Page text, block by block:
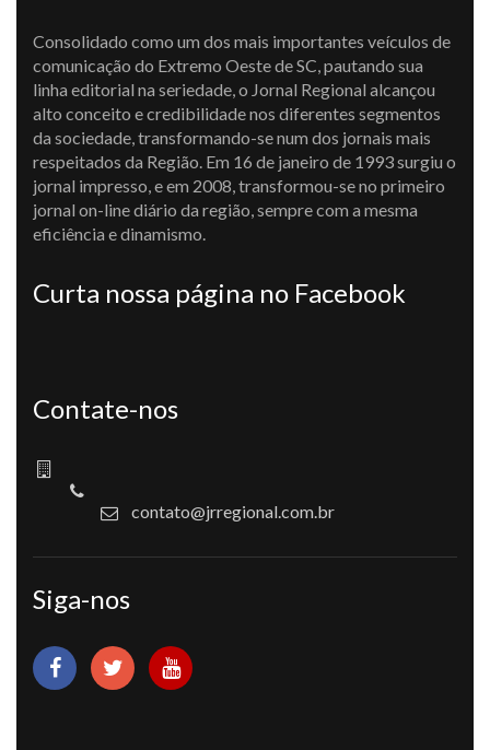
Consolidado como um dos mais importantes veículos de
comunicação do Extremo Oeste de SC, pautando sua
linha editorial na seriedade, o Jornal Regional alcançou
alto conceito e credibilidade nos diferentes segmentos
da sociedade, transformando-se num dos jornais mais
respeitados da Região. Em 16 de janeiro de 1993 surgiu o
jornal impresso, e em 2008, transformou-se no primeiro
jornal on-line diário da região, sempre com a mesma
eficiência e dinamismo.
Curta nossa página no Facebook
Contate-nos
contato@jrregional.com.br
Siga-nos